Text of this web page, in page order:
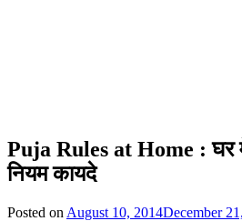
Puja Rules at Home : घर
नियम कायदे
Posted on August 10, 2014December